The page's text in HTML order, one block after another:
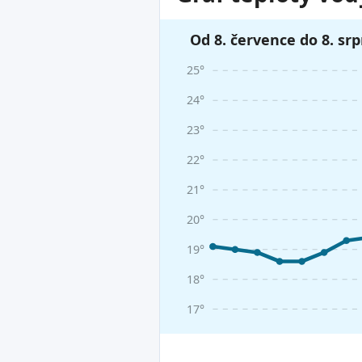
Od 8. července do 8.
17°
18°
19°
20°
21°
22°
23°
24°
25°